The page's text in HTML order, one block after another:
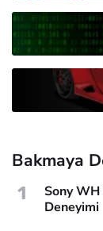
Bakmaya
1
Sony
Deneyimi